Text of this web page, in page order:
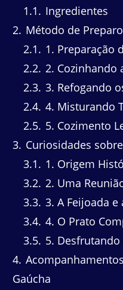
1.1
Ingredientes
2 Método de
2.1
1. Preparação
2.2 2. Cozinhando
2.3 3. Refogando
2.4 4. Misturando
2.5 5. Cozimento
3 Curiosidades
3.1
1. Origem
3.2 2. Uma
3.3 3. A Feijoada e
3.4 4. O Prato
3.5 5.
4
Gaúcha